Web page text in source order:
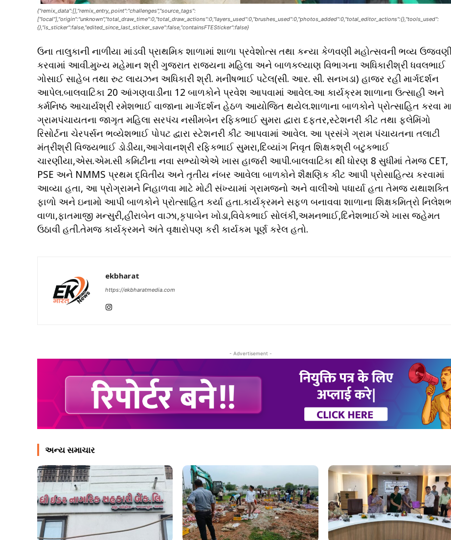
{"remix_data":[],"remix_entry_point":"challenges","source_tags":
["local"],"origin":"unknown","total_draw_time":0,"total_draw_actions":0,"layers_used":0,"brushes_used":0,"photos_added":0,"total_editor_actions":{},"tools_used":
{},"is_sticker":false,"edited_since_last_sticker_save":false,"containsFTESticker":false}
ઉના તાલુકાની નાળીયા માંડવી પ્રાથમિક શાળામાં શાળા પ્રવેશોત્સ તથા કન્યા કેળવણી મહોત્સવની ભવ્ય
કરવામાં આવી.મુખ્ય મહેમાન શ્રી ગુજરાત રાજ્યના મહિલા અને બાળકલ્યાણ વિભાગના અધિકારીશ્રી ધવલભાઈ
ગોસાઈ સાહેબ તથા રુટ લાયઝન અધિકારી શ્રી. મનીષભાઈ પટેલ(સી. આર. સી. સનખડા) હાજર રહી માર્ગદર્શન
આપેલ.બાલવાટિકા 20 આંગણવાડીના 12 બાળકોને પ્રવેશ આપવામાં આવેલ.આ કાર્યક્રમ શાળાના ઉત્સાહી અને
કર્મનિષ્ઠ આચાર્યશ્રી રમેશભાઈ વાજાના માર્ગદર્શન હેઠળ આયોજિત થયેલ.શાળાના બાળકોને પ્રોત્સાહિત કરવા
ગ્રામપંચાયતના જાગૃત મહિલા સરપંચ નસીમબેન રફિકભાઈ સુમરા દ્વારા દફતર,સ્ટેશનરી કીટ તથા ફ્લેમિંગો
રિસોર્ટના ચેરપર્સન ભવ્યેશભાઈ પોપટ દ્વારા સ્ટેશનરી કીટ આપવામાં આવેલ. આ પ્રસંગે ગ્રામ પંચાયતના તલાટી
મંત્રીશ્રી વિજયભાઈ ડોડીયા,આગેવાનશ્રી રફિકભાઈ સુમરા,દિવ્યાંગ નિવૃત શિક્ષકશ્રી બટુકભાઈ
ચારણીયા,એસ.એમ.સી કમિટીના નવા સભ્યોએએ ખાસ હાજરી આપી.બાલવાટિકા થી ધોરણ 8 સુધીમાં તેમજ CET,
PSE અને NMMS પ્રથમ દ્વિતીય અને તૃતીય નંબર આવેલા બાળકોને શૈક્ષણિક કીટ આપી પ્રોસાહિત્ય કરવામાં
આવ્યા હતા, આ પ્રોગ્રામને નિહાળવા માટે મોટી સંખ્યામાં ગ્રામજનો અને વાલીઓ પધાર્યા હતા તેમજ યથાશક્તિ
ફાળો અને ઇનામો આપી બાળકોને પ્રોત્સાહિત કર્યા હતા.કાર્યક્રમને સફળ બનાવવા શાળાના શિક્ષકમિત્રો
વાળા,ફાતમાજી મન્સુરી,હીરાબેન વાઝા,કૃપાબેન ખોડા,વિવેકભાઈ સોલંકી,અમનભાઈ,દિનેશભાઈએ ખાસ જહેમત
ઉઠાવી હતી.તેમજ કાર્યક્રમને અંતે વૃક્ષારોપણ કરી કાર્યકમ પૂર્ણ કરેલ હતો.
ekbharat
https://ekbharatmedia.com
- Advertisement -
અન્ય સમાચાર